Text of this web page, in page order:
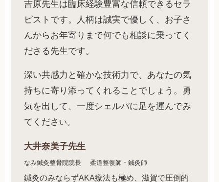
吉原先生は臨床経験豊富な信頼できるセラ
ピストです。人柄は誠実で優しく、お子さ
んからお年寄りまで何でも相談に乗ってく
ださる先生です。
深い共感力と確かな技術力で、あなたの気
持ちに寄り添ってくれることでしょう。勇
気を出して、一度シェルパに足を運んでみ
てくださ い。
大井奈美子先生
なみ鍼灸整骨院院長 柔道整復師・鍼灸師
鍼灸のみならずAKA療法も極め、滋賀で圧倒的